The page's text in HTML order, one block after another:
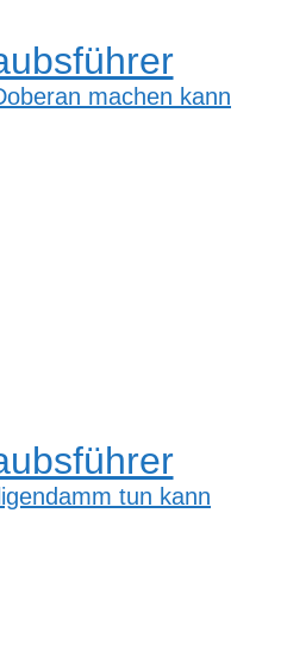
machen kann
tun kann